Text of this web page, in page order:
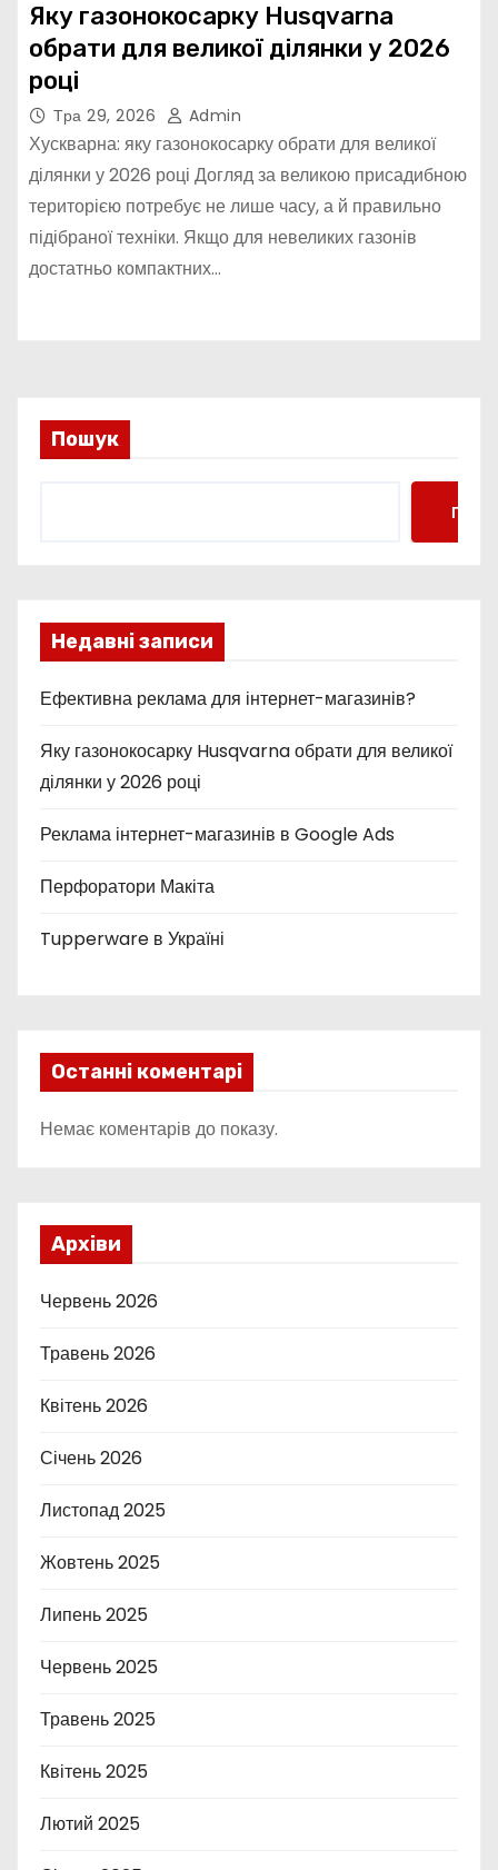
Яку газонокосарку Husqvarna
обрати для великої ділянки у 2026
році
Тра 29, 2026 Admin
Хускварна: яку газонокосарку обрати для великої
ділянки у 2026 році Догляд за великою присадибною
територією потребує не лише часу, а й правильно
підібраної техніки. Якщо для невеликих газонів
достатньо компактних…
Пошук
Недавні записи
Ефективна реклама для інтернет-магазинів?
Яку газонокосарку Husqvarna обрати для великої
ділянки у 2026 році
Реклама інтернет-магазинів в Google Ads
Перфоратори Макіта
Tupperware в Україні
Останні коментарі
Немає коментарів до показу.
Архіви
Червень 2026
Травень 2026
Квітень 2026
Січень 2026
Листопад 2025
Жовтень 2025
Липень 2025
Червень 2025
Травень 2025
Квітень 2025
Лютий 2025